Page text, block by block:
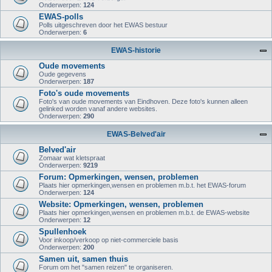
Onderwerpen: 124
EWAS-polls
Polls uitgeschreven door het EWAS bestuur
Onderwerpen: 6
EWAS-historie
Oude movements
Oude gegevens
Onderwerpen: 187
Foto's oude movements
Foto's van oude movements van Eindhoven. Deze foto's kunnen alleen
gelinked worden vanaf andere websites.
Onderwerpen: 290
EWAS-Belved'air
Belved'air
Zomaar wat kletspraat
Onderwerpen: 9219
Forum: Opmerkingen, wensen, problemen
Plaats hier opmerkingen,wensen en problemen m.b.t. het EWAS-forum
Onderwerpen: 124
Website: Opmerkingen, wensen, problemen
Plaats hier opmerkingen,wensen en problemen m.b.t. de EWAS-website
Onderwerpen: 12
Spullenhoek
Voor inkoop/verkoop op niet-commerciele basis
Onderwerpen: 200
Samen uit, samen thuis
Forum om het "samen reizen" te organiseren.